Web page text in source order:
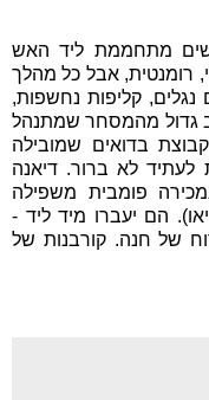
מתחממת ליד האש
רומנטית, אבל כל מהלך
נגלים, קליפות נחשפות,
גדול מהמסחר שמתנהל
בדואים שמובילה
לעתיד לא ברור. דיאנה
פומבית משפילה
הם יעברו מיד ליד -
של חנה. קורבנות של